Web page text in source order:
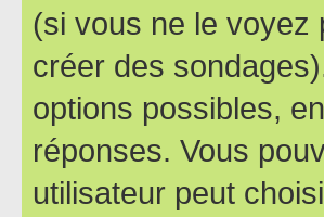
(si vous ne le voyez
créer des
options possibles,
réponses. Vous
utilisateur peut